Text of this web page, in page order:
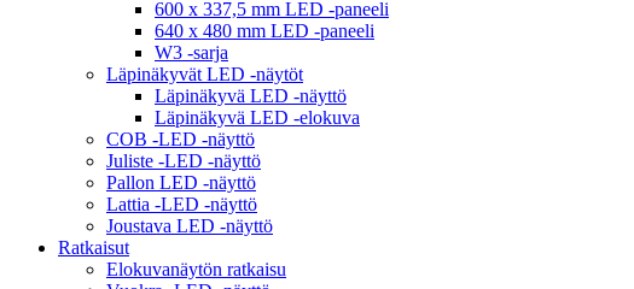
600 x 337,5 mm LED -paneeli
640 x 480 mm LED -paneeli
W3 -sarja
Läpinäkyvät LED -näytöt
Läpinäkyvä LED -näyttö
Läpinäkyvä LED -elokuva
COB -LED -näyttö
Juliste -LED -näyttö
Pallon LED -näyttö
Lattia -LED -näyttö
Joustava LED -näyttö
Ratkaisut
Elokuvanäytön ratkaisu